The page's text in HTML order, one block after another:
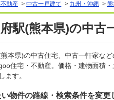
動産 > 中古一戸建て > 九州・沖縄 >
駅(熊本県)の中古
熊本県)の中古住宅、中古一軒家な
住宅・不動産。価格・建物面積
ます。
物件の路線・検索条件を変更